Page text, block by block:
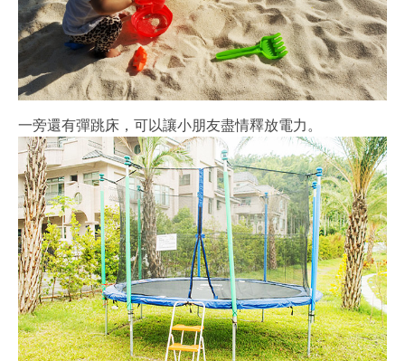
一旁還有彈跳床，可以讓小朋友盡情釋放電力。